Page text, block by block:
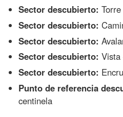
Sector descubierto:
Sector descubierto:
Sector descubierto:
Sector descubierto: Vista
Sector descubierto:
Punto de referencia
centinela